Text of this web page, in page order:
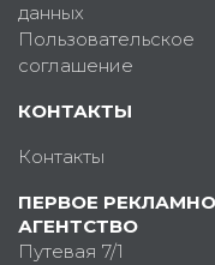
данных
Пользовательское
соглашение
КОНТАКТЫ
Контакты
ПЕРВОЕ
АГЕНТСТВО
Путевая 7/1